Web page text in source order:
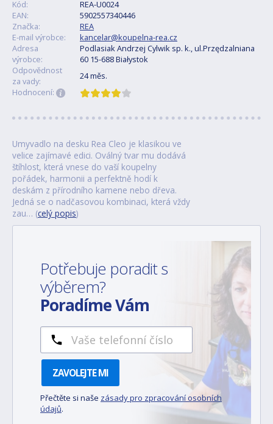
Kód:
REA-U0024
EAN:
5902557340446
Značka:
REA
E-mail výrobce:
kancelar@koupelna-rea.cz
Adresa
výrobce:
Podlasiak Andrzej Cylwik sp. k., ul.Przędzalniana
60 15-688 Białystok
Odpovědnost
za vady:
24 měs.
Hodnocení:
Umyvadlo na desku Rea Cleo je klasikou ve
velice zajímavé edici. Oválný tvar mu dodává
štíhlost, která vnese do vaší koupelny
pořádek, harmonii a perfektně hodí k
deskám z přírodního kamene nebo dřeva.
Jedná se o nadčasovou kombinaci, která vždy
zau… (celý popis)
Potřebuje poradit s
výběrem?
Poradíme Vám
ZAVOLEJTE MI
Přečtěte si naše zásady pro zpracování osobních
údajů.